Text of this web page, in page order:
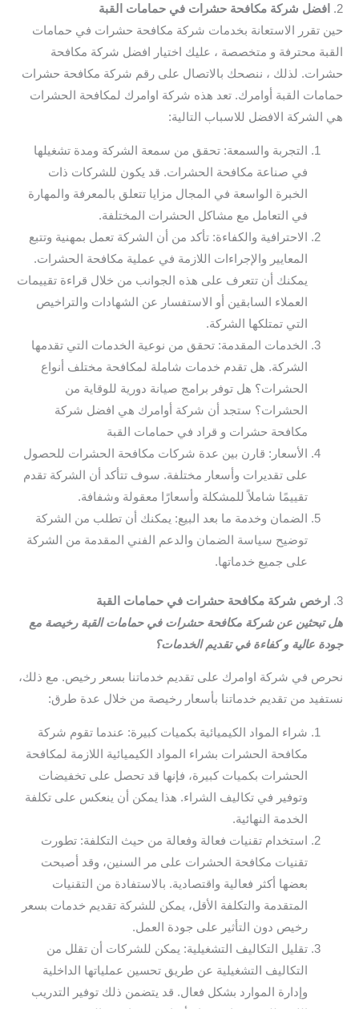
2.
افضل شركة مكافحة حشرات في حمامات القبة
حين تقرر الاستعانة بخدمات شركة مكافحة حشرات في حمامات
القبة محترفة و متخصصة ، عليك اختيار افضل شركة مكافحة
حشرات. لذلك ، ننصحك بالاتصال على رقم شركة مكافحة حشرات
حمامات القبة أوامرك. تعد هذه شركة اوامرك لمكافحة الحشرات
هي الشركة الافضل للاسباب التالية:
التجربة والسمعة: تحقق من سمعة الشركة ومدة تشغيلها
في صناعة مكافحة الحشرات. قد يكون للشركات ذات
الخبرة الواسعة في المجال مزايا تتعلق بالمعرفة والمهارة
في التعامل مع مشاكل الحشرات المختلفة.
الاحترافية والكفاءة: تأكد من أن الشركة تعمل بمهنية وتتبع
المعايير والإجراءات اللازمة في عملية مكافحة الحشرات.
يمكنك أن تتعرف على هذه الجوانب من خلال قراءة تقييمات
العملاء السابقين أو الاستفسار عن الشهادات والتراخيص
التي تمتلكها الشركة.
الخدمات المقدمة: تحقق من نوعية الخدمات التي تقدمها
الشركة. هل تقدم خدمات شاملة لمكافحة مختلف أنواع
الحشرات؟ هل توفر برامج صيانة دورية للوقاية من
الحشرات؟ ستجد أن شركة أوامرك هي افضل شركة
مكافحة حشرات و قراد في حمامات القبة
الأسعار: قارن بين عدة شركات مكافحة الحشرات للحصول
على تقديرات وأسعار مختلفة. سوف تتأكد أن الشركة تقدم
تقييمًا شاملاً للمشكلة وأسعارًا معقولة وشفافة.
الضمان وخدمة ما بعد البيع: يمكنك أن تطلب من الشركة
توضيح سياسة الضمان والدعم الفني المقدمة من الشركة
على جميع خدماتها.
3.
ارخص شركة مكافحة حشرات في حمامات القبة
هل تبحثين عن شركة مكافحة حشرات في حمامات القبة رخيصة مع
جودة عالية و كفاءة في تقديم الخدمات؟
نحرص في شركة اوامرك على تقديم خدماتنا بسعر رخيص. مع ذلك،
نستفيد من تقديم خدماتنا بأسعار رخيصة من خلال عدة طرق:
شراء المواد الكيميائية بكميات كبيرة: عندما تقوم شركة
مكافحة الحشرات بشراء المواد الكيميائية اللازمة لمكافحة
الحشرات بكميات كبيرة، فإنها قد تحصل على تخفيضات
وتوفير في تكاليف الشراء. هذا يمكن أن ينعكس على تكلفة
الخدمة النهائية.
استخدام تقنيات فعالة وفعالة من حيث التكلفة: تطورت
تقنيات مكافحة الحشرات على مر السنين، وقد أصبحت
بعضها أكثر فعالية واقتصادية. بالاستفادة من التقنيات
المتقدمة والتكلفة الأقل، يمكن للشركة تقديم خدمات بسعر
رخيص دون التأثير على جودة العمل.
تقليل التكاليف التشغيلية: يمكن للشركات أن تقلل من
التكاليف التشغيلية عن طريق تحسين عملياتها الداخلية
وإدارة الموارد بشكل فعال. قد يتضمن ذلك توفير التدريب